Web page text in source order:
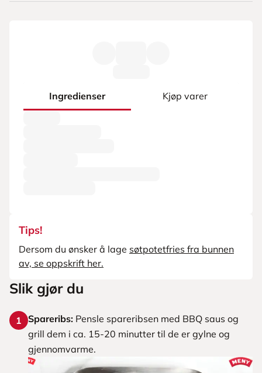
Ingredienser Kjøp varer
Tips!
Dersom du ønsker å lage søtpotetfries fra bunnen
av, se oppskrift her.
Slik gjør du
1 Spareribs: Pensle spareribsen med BBQ saus og
grill dem i ca. 15-20 minutter til de er gylne og
gjennomvarme.